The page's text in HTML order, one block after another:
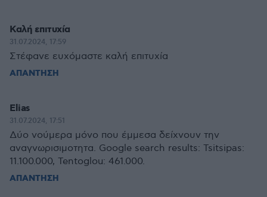
Καλή επιτυχία
31.07.2024, 17:59
Στέφανε ευχόμαστε καλή επιτυχία
ΑΠΑΝΤΗΣΗ
Elias
31.07.2024, 17:51
Δύο νούμερα μόνο που έμμεσα δείχνουν την
αναγνωρισιμοτητα. Google search results: Tsitsipas:
11.100.000, Tentoglou: 461.000.
ΑΠΑΝΤΗΣΗ